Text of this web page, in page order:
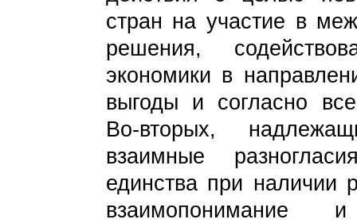
стран на участие в
решения,
экономики в
выгоды и согласно
Во-вторых,
взаимные
единства при наличии
взаимопонимание